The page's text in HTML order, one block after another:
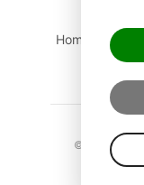
Home Suche
© 2023